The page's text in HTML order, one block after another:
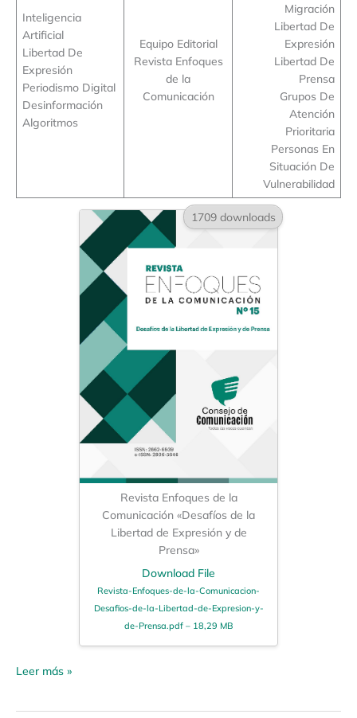
Inteligencia
Artificial
Libertad De
Expresión
Periodismo Digital
Desinformación
Algoritmos
Equipo Editorial
Revista Enfoques
de la
Comunicación
Migración
Libertad De
Expresión
Libertad De
Prensa
Grupos De
Atención
Prioritaria
Personas En
Situación De
Vulnerabilidad
1709 downloads
Revista Enfoques de la
Comunicación «Desafíos de la
Libertad de Expresión y de
Prensa»
Download File
Revista-Enfoques-de-la-Comunicacion-
Desafios-de-la-Libertad-de-Expresion-y-
de-Prensa.pdf – 18,29 MB
Leer más »